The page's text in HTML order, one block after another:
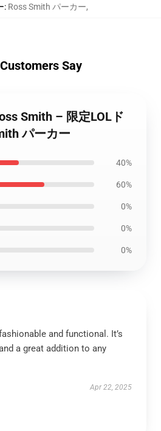
: Ross Smith パーカー,
Say
Smith – 限定LOLド
パーカー
40%
60%
0%
0%
0%
and functional. It’s
a great addition to any
Apr 22, 2025